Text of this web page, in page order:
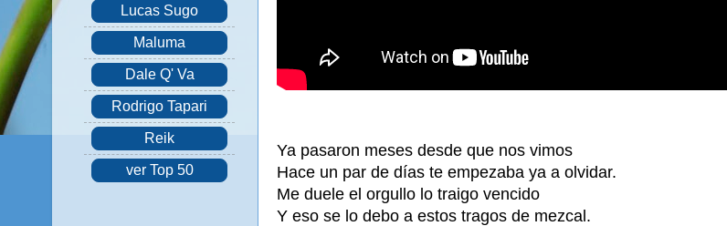
Ya pasaron meses desde que nos vimos
Hace un par de días te empezaba ya a olvidar.
Me duele el orgullo lo traigo vencido
Y eso se lo debo a estos tragos de mezcal.
Lucas Sugo
Maluma
Dale Q' Va
Rodrigo Tapari
Reik
ver Top 50